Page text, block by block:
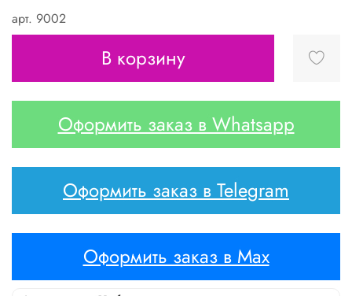
арт. 9002
В корзину
Оформить заказ в Whatsapp
Оформить заказ в Telegram
Оформить заказ в Max